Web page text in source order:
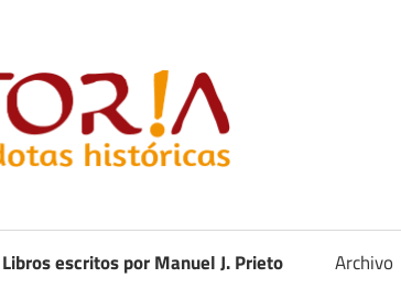
Libros escritos por Manuel J. Prieto Archivo